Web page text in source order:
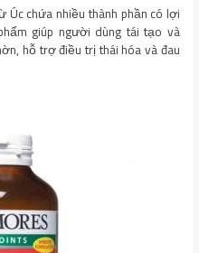
chứa nhiều thành phần có lợi
giúp người dùng tái tạo và
hỗ trợ điều trị thái hóa và đau